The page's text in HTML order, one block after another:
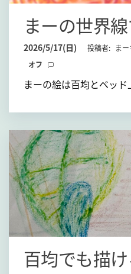
まーの世界
2026/5/17(日) 投稿者: ま
オフ
まーの絵は百均とベッド
百均でも描